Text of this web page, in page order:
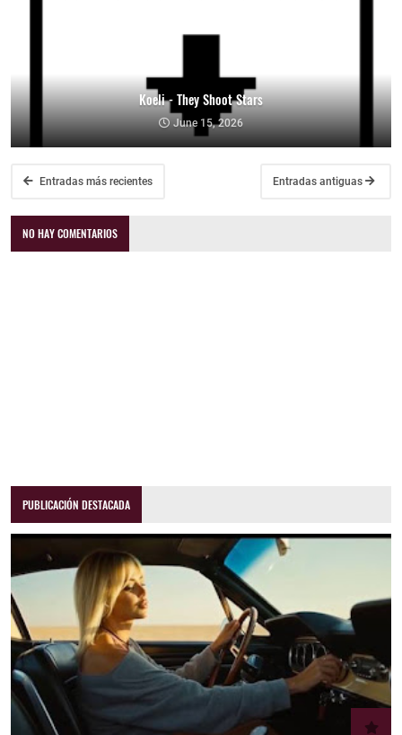
Koeli - They Shoot Stars
June 15, 2026
Entradas más recientes Entradas antiguas
NO HAY COMENTARIOS
PUBLICACIÓN DESTACADA